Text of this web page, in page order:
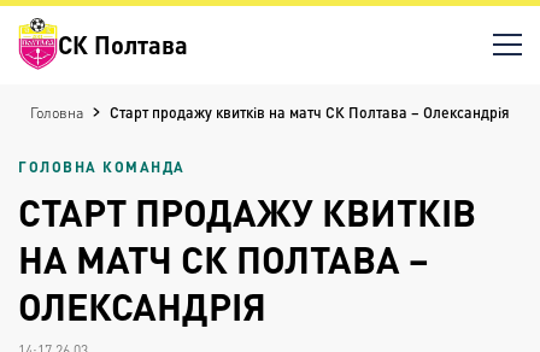
СК Полтава
Головна Старт продажу квитків на матч СК Полтава – Олександрія
ГОЛОВНА КОМАНДА
СТАРТ ПРОДАЖУ КВИТКІВ
НА МАТЧ СК ПОЛТАВА –
ОЛЕКСАНДРІЯ